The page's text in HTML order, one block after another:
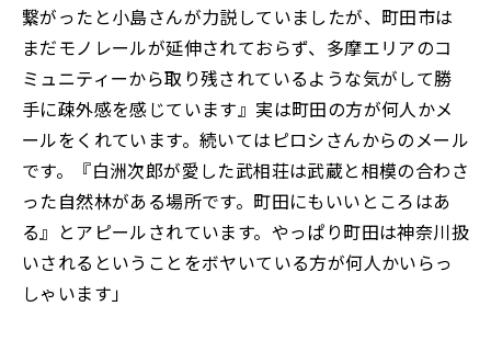
繋がったと小島さんが力説していましたが、町田市は
まだモノレールが延伸されておらず、多摩エリアのコ
ミュニティーから取り残されているような気がして勝
手に疎外感を感じています』実は町田の方が何人かメ
ールをくれています。続いてはピロシさんからのメール
です。『白洲次郎が愛した武相荘は武蔵と相模の合わさ
った自然林がある場所です。町田にもいいところはあ
る』とアピールされています。やっぱり町田は神奈川扱
いされるということをボヤいている方が何人かいらっ
しゃいます」